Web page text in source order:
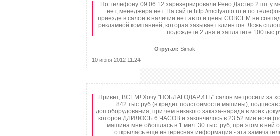
По телефону 09.06.12 зарезервировали Рено Дастер 2 шт у
нет, менеджера нет. На сайте http://mcityauto.ru и по
приезде в салон в наличии нет авто и цены СОВСЕМ не
рекламной компанией, которая зазывает клиентов. Ложь
подождете 2 дня и заплатите 100тыс
Отругал: Simak
10 июня 2012 11:24
Привет, ВСЕМ! Хочу "ПОБЛАГОДАРИТЬ" салон метросити за
842 тыс.руб.(в кредит полстоимости машины),
доп.оборудования, при чем никакого заказа-наряда в моих
которое ДЛИЛОСЬ 6 ЧАСОВ и закончилось в 23.52 мин ночи
машина мне обошлась в 1 мил. 30 тыс. руб, при этом в
открылась еще интересная информация - эта